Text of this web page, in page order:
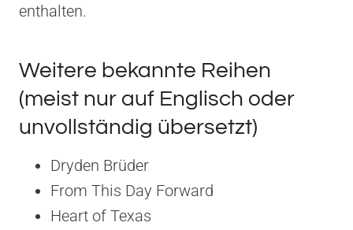
enthalten.
Weitere bekannte Reihen
(meist nur auf Englisch oder
unvollständig übersetzt)
Dryden Brüder
From This Day Forward
Heart of Texas